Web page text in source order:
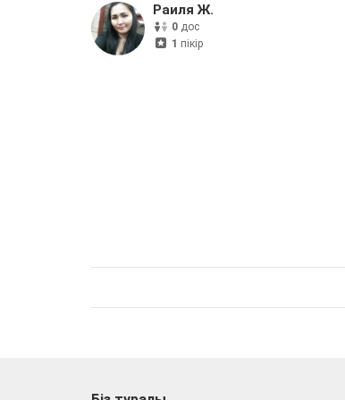
Раиля Ж.
0 дос
1 пікір